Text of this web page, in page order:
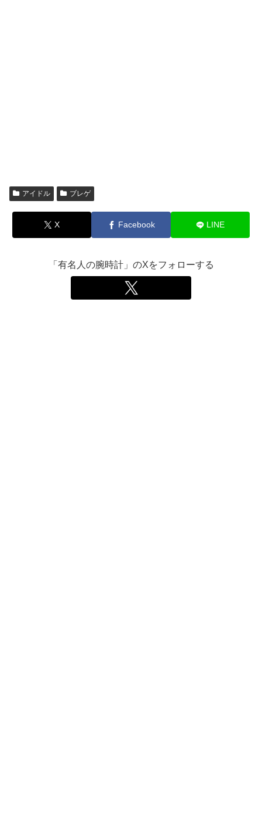
アイドル ブレゲ
X Facebook LINE
「有名人の腕時計」のXをフォローする